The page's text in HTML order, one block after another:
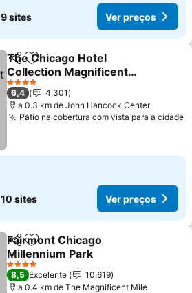
9 sites Ver preços
PartilharAdicionar aos favoritos
The Chicago Hotel
Collection Magnificent
Mile
Ver preços
4 Estrelas
6,4
4.301
a 0.3 km de John Hancock Center
Pátio na cobertura com vista para a cidade
10 sites Ver preços
PartilharAdicionar aos favoritos
Fairmont Chicago
Millennium Park
Ver preços
4 Estrelas
8,5 Excelente
10.619
a 0.4 km de The Magnificent Mile